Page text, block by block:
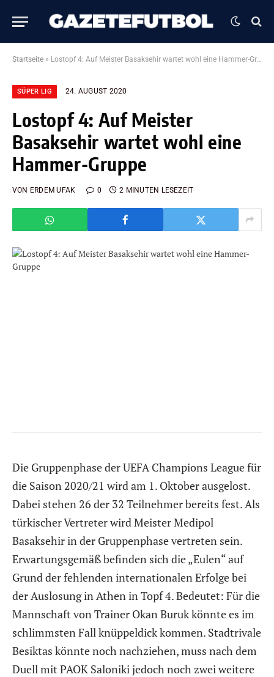
Startseite » Lostopf 4: Auf Meister Basaksehir wartet wohl eine Hammer-Gruppe
SÜPER LIG 24. AUGUST 2020
Lostopf 4: Auf Meister
Basaksehir wartet wohl eine
Hammer-Gruppe
VON ERDEM UFAK 0 2 MINUTEN LESEZEIT
Die Gruppenphase der UEFA Champions League für
die Saison 2020/21 wird am 1. Oktober ausgelost.
Dabei stehen 26 der 32 Teilnehmer bereits fest. Als
türkischer Vertreter wird Meister Medipol
Basaksehir in der Gruppenphase vertreten sein.
Erwartungsgemäß befinden sich die „Eulen“ auf
Grund der fehlenden internationalen Erfolge bei
der Auslosung in Athen in Topf 4. Bedeutet: Für die
Mannschaft von Trainer Okan Buruk könnte es im
schlimmsten Fall knüppeldick kommen. Stadtrivale
Besiktas könnte noch nachziehen, muss nach dem
Duell mit PAOK Saloniki jedoch noch zwei weitere